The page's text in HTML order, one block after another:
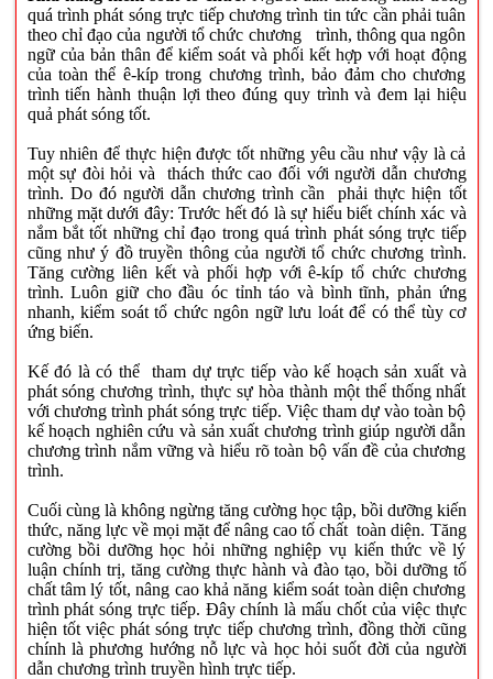
quá trình phát sóng trực tiếp chương trình tin tức cần phải tuân
theo chỉ đạo của người tổ chức chương trình, thông qua ngôn
ngữ của bản thân để kiểm soát và phối kết hợp với hoạt động
của toàn thể ê-kíp trong chương trình, bảo đảm cho chương
trình tiến hành thuận lợi theo đúng quy trình và đem lại hiệu
quả phát sóng tốt.
Tuy nhiên để thực hiện được tốt những yêu cầu như vậy là cả
một sự đòi hỏi và thách thức cao đối với người dẫn chương
trình. Do đó người dẫn chương trình cần phải thực hiện tốt
những mặt dưới đây: Trước hết đó là sự hiểu biết chính xác và
nắm bắt tốt những chỉ đạo trong quá trình phát sóng trực tiếp
cũng như ý đồ truyền thông của người tổ chức chương trình.
Tăng cường liên kết và phối hợp với ê-kíp tổ chức chương
trình. Luôn giữ cho đầu óc tỉnh táo và bình tĩnh, phản ứng
nhanh, kiểm soát tổ chức ngôn ngữ lưu loát để có thể tùy cơ
ứng biến.
Kế đó là có thể tham dự trực tiếp vào kế hoạch sản xuất và
phát sóng chương trình, thực sự hòa thành một thể thống nhất
với chương trình phát sóng trực tiếp. Việc tham dự vào toàn bộ
kế hoạch nghiên cứu và sản xuất chương trình giúp người dẫn
chương trình nắm vững và hiểu rõ toàn bộ vấn đề của chương
trình.
Cuối cùng là không ngừng tăng cường học tập, bồi dưỡng kiến
thức, năng lực về mọi mặt để nâng cao tố chất toàn diện. Tăng
cường bồi dưỡng học hỏi những nghiệp vụ kiến thức về lý
luận chính trị, tăng cường thực hành và đào tạo, bồi dưỡng tố
chất tâm lý tốt, nâng cao khả năng kiểm soát toàn diện chương
trình phát sóng trực tiếp. Đây chính là mấu chốt của việc thực
hiện tốt việc phát sóng trực tiếp chương trình, đồng thời cũng
chính là phương hướng nỗ lực và học hỏi suốt đời của người
dẫn chương trình truyền hình trực tiếp.